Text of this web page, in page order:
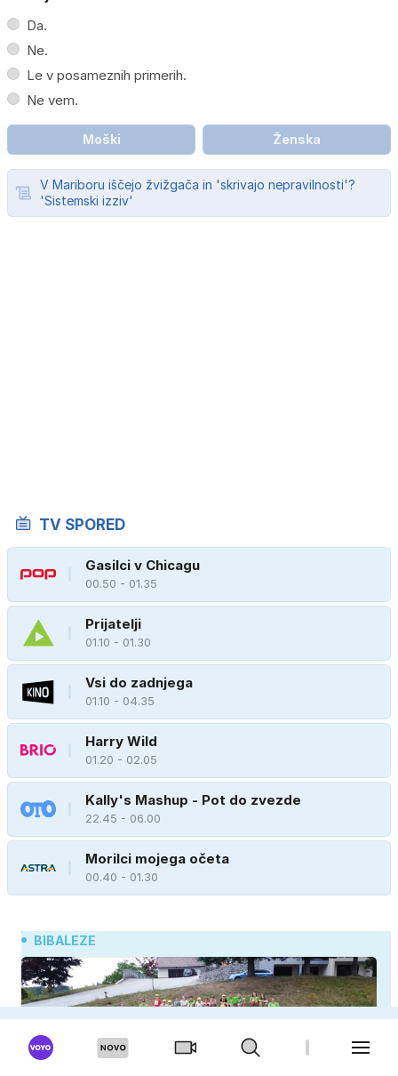
Da.
Ne.
Le v posameznih primerih.
Ne vem.
Moški Ženska
V Mariboru iščejo žvižgača in 'skrivajo nepravilnosti'?
'Sistemski izziv'
TV SPORED
Gasilci v Chicagu
00.50 - 01.35
Prijatelji
01.10 - 01.30
Vsi do zadnjega
01.10 - 04.35
Harry Wild
01.20 - 02.05
Kally's Mashup - Pot do zvezde
22.45 - 06.00
Morilci mojega očeta
00.40 - 01.30
BIBALEZE